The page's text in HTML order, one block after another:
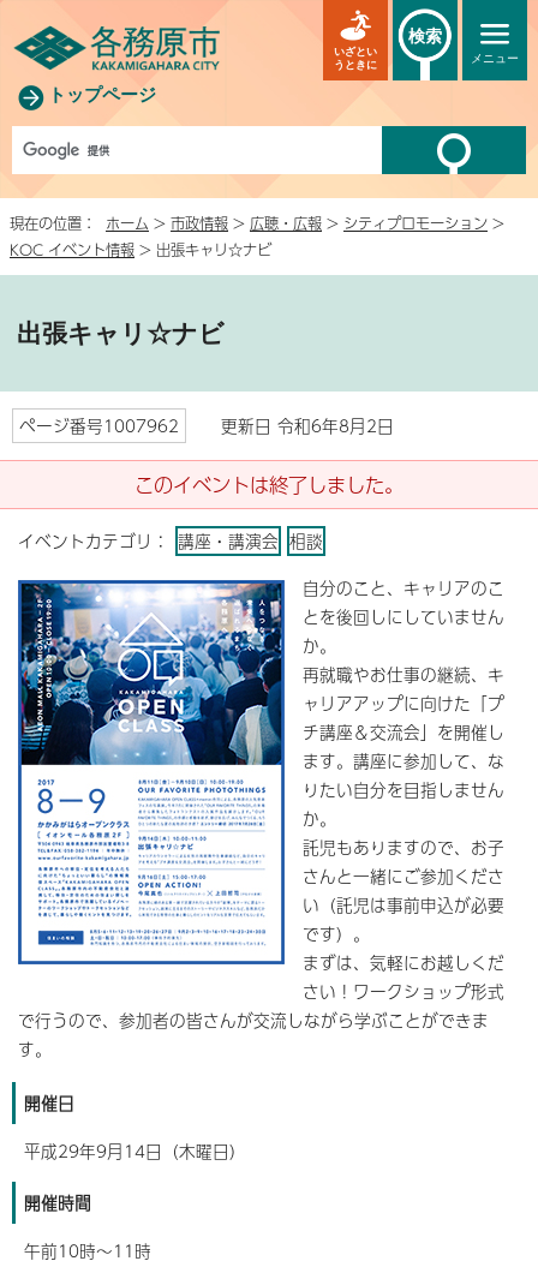
トップページ
メニュー
いざとい
うときに
検索
現在の位置： ホーム > 市政情報 > 広聴・広報 > シティプロモーション >
KOC イベント情報 > 出張キャリ☆ナビ
出張キャリ☆ナビ
ページ番号1007962 更新日 令和6年8月2日
このイベントは終了しました。
イベントカテゴリ： 講座・講演会 相談
自分のこと、キャリアのこ
とを後回しにしていません
か。
再就職やお仕事の継続、キ
ャリアアップに向けた「プ
チ講座＆交流会」を開催し
ます。講座に参加して、な
りたい自分を目指しません
か。
託児もありますので、お子
さんと一緒にご参加くださ
い（託児は事前申込が必要
です）。
まずは、気軽にお越しくだ
さい！ワークショップ形式
で行うので、参加者の皆さんが交流しながら学ぶことができま
す。
開催日
平成29年9月14日（木曜日）
開催時間
午前10時～11時